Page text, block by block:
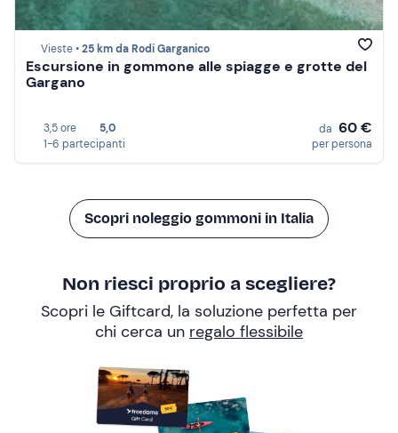
Vieste •25 km da Rodi Garganico
Escursione in gommone alle spiagge e grotte del
Gargano
3,5 ore
5,0
1-6 partecipanti
da 60 €
per persona
Scopri noleggio gommoni in Italia
Non riesci proprio a scegliere?
Scopri le Giftcard, la soluzione perfetta per
chi cerca un regalo flessibile